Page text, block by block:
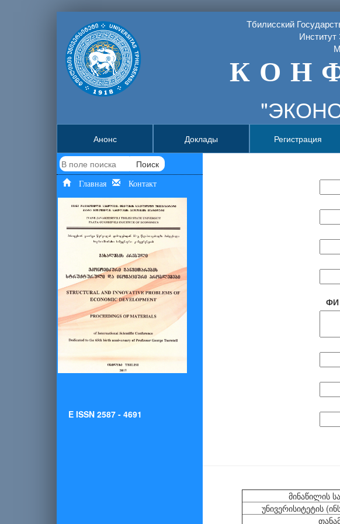
Тбилисский
К О Н
Анонс Доклады Регистрация
Поиск
Главная Контакт
E ISSN 2587 - 4691
ФИ
მინაწილის
უნივერისიტეტის